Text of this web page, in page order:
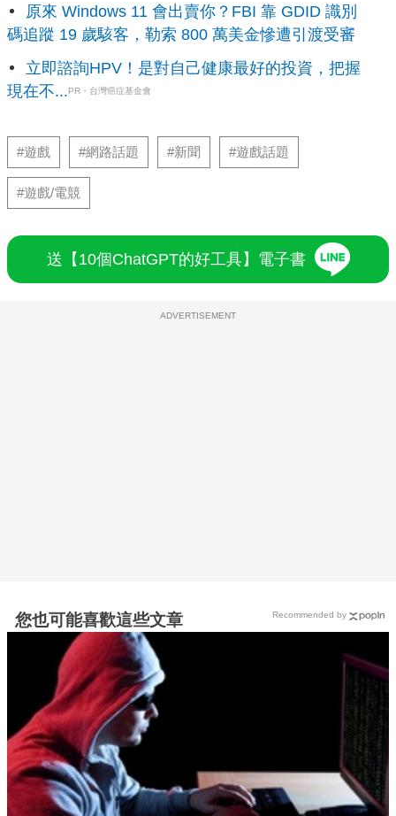
原來 Windows 11 會出賣你？FBI 靠 GDID 識別
碼追蹤 19 歲駭客，勒索 800 萬美金慘遭引渡受審
立即諮詢HPV！是對自己健康最好的投資，把握
現在不... PR・台灣癌症基金會
#遊戲 #網路話題 #新聞 #遊戲話題
#遊戲/電競
送【10個ChatGPT的好工具】電子書
ADVERTISEMENT
您也可能喜歡這些文章 Recommended by